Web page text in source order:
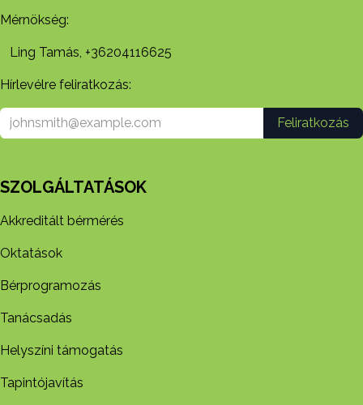
Mérnökség:
Ling Tamás, +36204116625
Hírlevélre feliratkozás:
Feliratkozás
SZOLGÁLTATÁSOK
Akkreditált bérmérés
Oktatások
Bérprogramozás
Tanácsadás
Helyszíni támogatás
Tapintójavítás